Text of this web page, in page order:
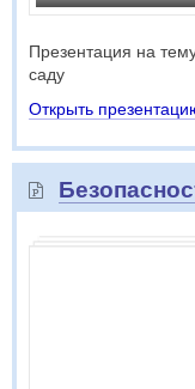
Презентация на
саду
Открыть